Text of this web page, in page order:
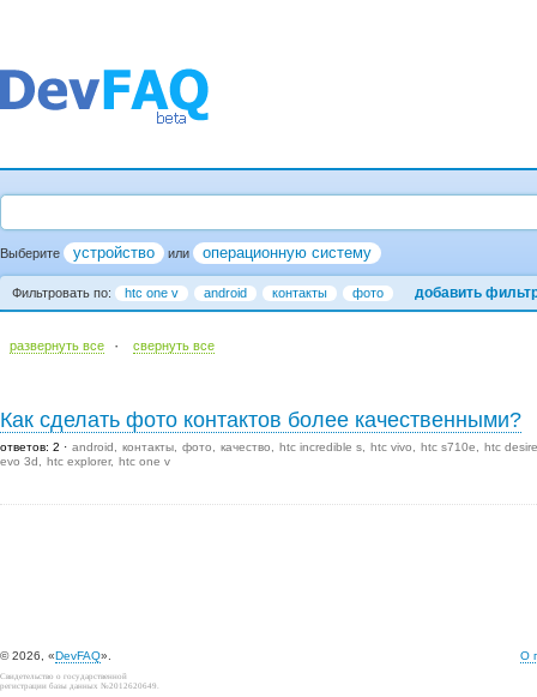
Выберите устройство или операционную систему
Фильтровать по: htc one v android контакты фото добавить
развернуть все · cвернуть все
Как сделать фото контактов более качественными?
ответов: 2 android контакты фото качество htc incredible s htc vivo htc s710e
htc
evo 3d
htc explorer htc one v
© 2026, «DevFAQ». О
Свидетельство о государственной
регистрации базы данных №2012620649.